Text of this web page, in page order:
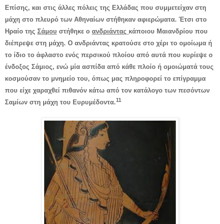
Επίσης, και στις άλλες πόλεις της Ελλάδας που συμμετείχαν στη
μάχη στο πλευρό των Αθηναίων στήθηκαν αφιερώματα. Έτσι στο
Ηραίο της Σάμου στήθηκε ο ανδριάντας κάποιου Μαιανδρίου που
διέπρεψε στη μάχη. Ο ανδριάντας κρατούσε στο χέρι το ομοίωμα ή
το ίδιο το άφλαστο ενός περσικού πλοίου από αυτά που κυρίεψε ο
ένδοξος Σάμιος, ενώ μία ασπίδα από κάθε πλοίο ή ομοιώματά τους
κοσμούσαν το μνημείο του, όπως μας πληροφορεί το επίγραμμα
που είχε χαραχθεί πιθανόν κάτω από τον κατάλογο των πεσόντων
Σαμίων στη μάχη του Ευρυμέδοντα.11